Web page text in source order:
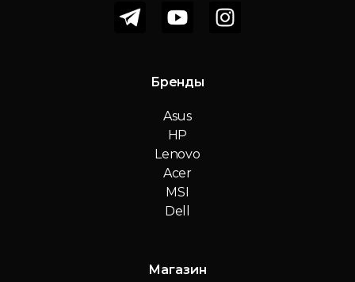
Бренды
Asus
HP
Lenovo
Acer
MSI
Dell
Магазин